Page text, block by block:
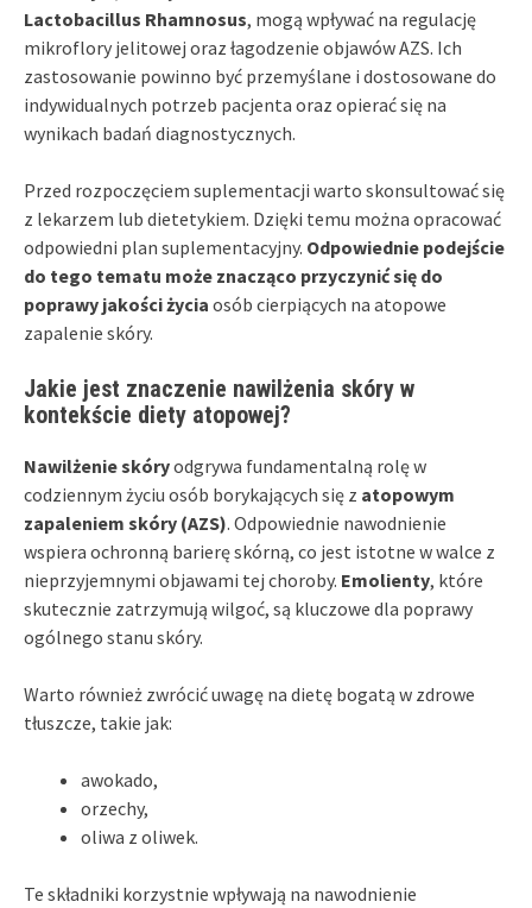
Lactobacillus Rhamnosus, mogą wpływać na regulację
mikroflory jelitowej oraz łagodzenie objawów AZS. Ich
zastosowanie powinno być przemyślane i dostosowane do
indywidualnych potrzeb pacjenta oraz opierać się na
wynikach badań diagnostycznych.
Przed rozpoczęciem suplementacji warto skonsultować się
z lekarzem lub dietetykiem. Dzięki temu można opracować
odpowiedni plan suplementacyjny. Odpowiednie podejście
do tego tematu może znacząco przyczynić się do
poprawy jakości życia osób cierpiących na atopowe
zapalenie skóry.
Jakie jest znaczenie nawilżenia skóry w
kontekście diety atopowej?
Nawilżenie skóryodgrywa fundamentalną rolę w
codziennym życiu osób borykających się z atopowym
zapaleniem skóry (AZS). Odpowiednie nawodnienie
wspiera ochronną barierę skórną, co jest istotne w walce z
nieprzyjemnymi objawami tej choroby. Emolienty, które
skutecznie zatrzymują wilgoć, są kluczowe dla poprawy
ogólnego stanu skóry.
Warto również zwrócić uwagę na dietę bogatą w zdrowe
tłuszcze, takie jak:
awokado,
orzechy,
oliwa z oliwek.
Te składniki korzystnie wpływają na nawodnienie